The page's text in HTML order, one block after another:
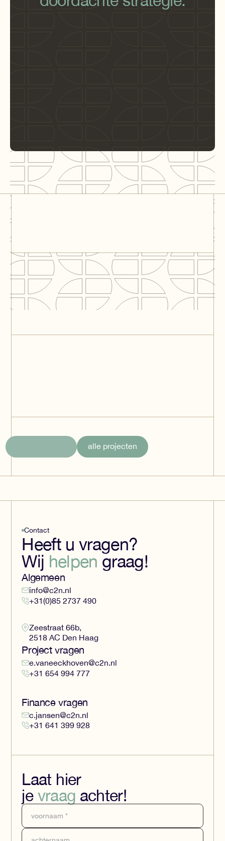
Oudeland Berkel en
Rodenrijs
alle projecten
Contact
Heeft u vragen?
Wij helpen graag!
Algemeen
info@c2n.nl
+31(0)85 2737 490
Zeestraat 66b,
2518 AC Den Haag
Project vragen
e.vaneeckhoven@c2n.nl
+31 654 994 777
Finance vragen
c.jansen@c2n.nl
+31 641 399 928
Laat hier
je vraag achter!